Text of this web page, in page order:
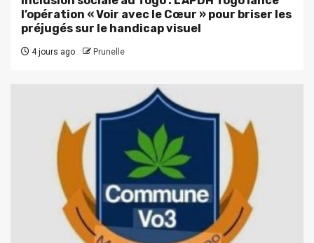
l’opération « Voir avec le Cœur » pour briser les
préjugés sur le handicap visuel
4 jours ago Prunelle